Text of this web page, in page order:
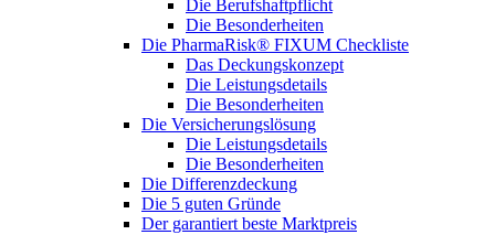
Die Berufshaftpflicht
Die Besonderheiten
Die PharmaRisk® FIXUM Checkliste
Das Deckungskonzept
Die Leistungsdetails
Die Besonderheiten
Die Versicherungslösung
Die Leistungsdetails
Die Besonderheiten
Die Differenzdeckung
Die 5 guten Gründe
Der garantiert beste Marktpreis